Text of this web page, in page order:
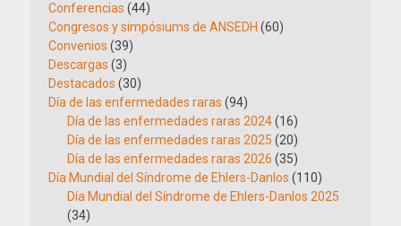
Conferencias (44)
Congresos y simpósiums de ANSEDH (60)
Convenios (39)
Descargas (3)
Destacados (30)
Día de las enfermedades raras (94)
Día de las enfermedades raras 2024(16)
Día de las enfermedades raras 2025 (20)
Día de las enfermedades raras 2026 (35)
Día Mundial del Síndrome de Ehlers-Danlos (110)
Día Mundial del Síndrome de Ehlers-Danlos 2025
(34)